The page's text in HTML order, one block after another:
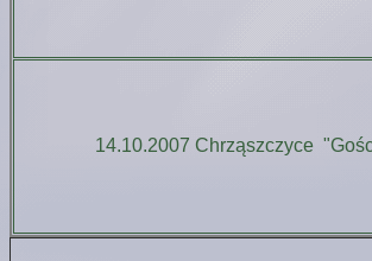
14.10.2007 Chrząszczyce